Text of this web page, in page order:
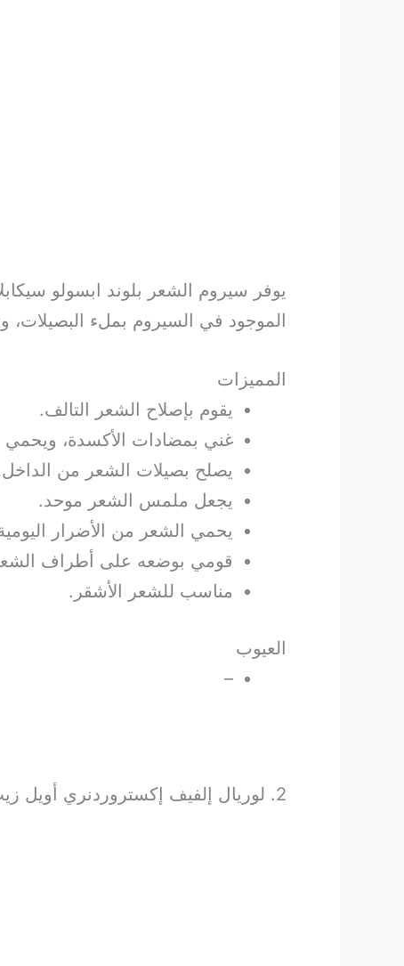
يوفر سيروم الشعر بلوند ابسولو
الموجود في السيروم بملء البصيلات،
المميزات
يقوم بإصلاح الشعر التالف.
غني بمضادات الأكسدة، ويحمي الشعر
يصلح بصيلات الشعر من
يجعل ملمس الشعر موحد.
يحمي الشعر من الأضرار
قومي بوضعه على أطراف
مناسب للشعر الأشقر.
العيوب
–
2. لوريال إلفيف إكستروردنري أويل زيت المغذي